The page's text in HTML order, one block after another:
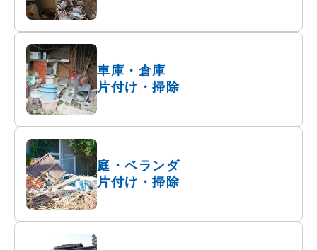
車庫・倉庫
片付け・掃除
庭・ベランダ
片付け・掃除